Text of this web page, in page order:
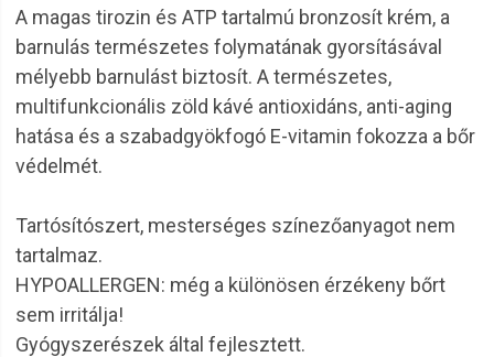
A magas tirozin és ATP tartalmú bronzosít krém, a
barnulás természetes folymatának gyorsításával
mélyebb barnulást biztosít. A természetes,
multifunkcionális zöld kávé antioxidáns, anti-aging
hatása és a szabadgyökfogó E-vitamin fokozza a bőr
védelmét.
Tartósítószert, mesterséges színezőanyagot nem
tartalmaz.
HYPOALLERGEN: még a különösen érzékeny bőrt
sem irritálja!
Gyógyszerészek által fejlesztett.